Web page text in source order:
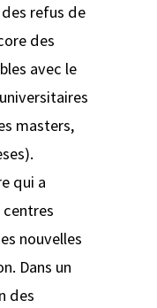
refus de
des
avec le
masters,
qui a
nouvelles
Dans un
des